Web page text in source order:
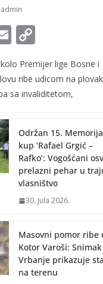
admin
w
E
ai
l
p
y
n
k
Premijer lige Bosne i
ribe udicom na
sa invaliditetom,
Održan 15.
kup ‘Rafael Grgić –
Rafko’: Vogošćani
prelazni pehar u
vlasništvo
30. Jula 2026.
Masovni pomor ribe
Kotor Varoši:
Vrbanje prikazuje
na terenu